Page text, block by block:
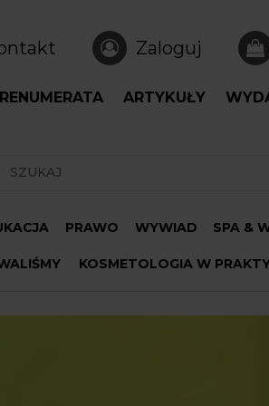
Zaloguj
ARTYKUŁY
PRAWO WYWIAD SPA &
KOSMETOLOGIA W